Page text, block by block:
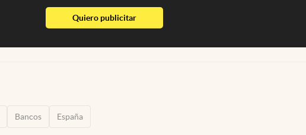
Quiero publicitarabre en nueva pestaña
Bancos España